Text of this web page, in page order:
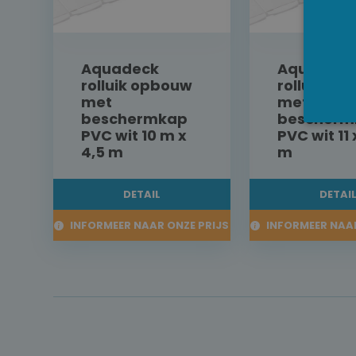
Aquadeck
rolluik opbouw
met
beschermkap
PVC wit 10 m x
4,5 m
DETAIL
INFORMEER NAAR ONZE PRIJS
Aquadeck
rolluik
met
PVC wit 11
m
DETAIL
INFORMEER